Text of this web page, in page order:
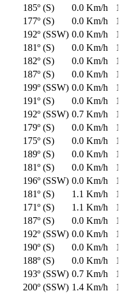
185º (S) 0.0 Km/h
177º (S) 0.0 Km/h
192º (SSW) 0.0 Km/h
181º (S) 0.0 Km/h
182º (S) 0.0 Km/h
187º (S) 0.0 Km/h
199º (SSW) 0.0 Km/h
191º (S) 0.0 Km/h
192º (SSW) 0.7 Km/h
179º (S) 0.0 Km/h
175º (S) 0.0 Km/h
189º (S) 0.0 Km/h
181º (S) 0.0 Km/h
196º (SSW) 0.0 Km/h
181º (S) 1.1 Km/h
171º (S) 1.1 Km/h
187º (S) 0.0 Km/h
192º (SSW) 0.0 Km/h
190º (S) 0.0 Km/h
188º (S) 0.0 Km/h
193º (SSW) 0.7 Km/h
200º (SSW) 1.4 Km/h